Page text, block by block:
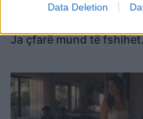
Data Deletion
Njihni një person që e
Ja çfarë mund të fshihet